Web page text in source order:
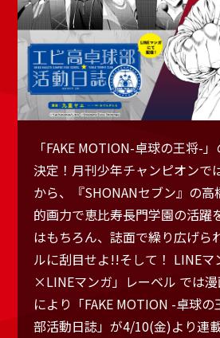
「FAKE MOTION-卓球の王将-
決定！月刊少年チャンピオンで
から、『SHONANセブン』の
的画力で恵比寿長門学園の活躍
はもちろん、誌面で繰り広げら
ルに刮目せよ!!そして！ LINEマ
×LINEマンガ」レーベル では
により「FAKE MOTION -卓球
部活動日誌」が4/10(金)より連